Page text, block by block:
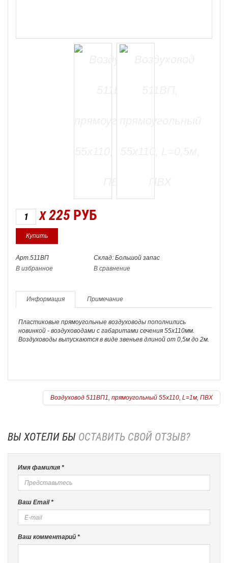
X 225 РУБ
Арт.511ВП
Склад: Большой запас
В избранное
В сравнение
Информация Примечание
Пластиковые прямоугольные воздуховоды пополнились
новинкой - воздуховодами с габаритами сечения 55х110мм.
Воздуховоды выпускаются в виде звеньев длиной от 0,5м до 2м.
Воздуховод 511ВП1, прямоугольный 55х110, L=1м, ПВХ
ВЫ ХОТЕЛИ БЫ ОСТАВИТЬ СВОЙ ОТЗЫВ?
Имя фамилия *
Ваш Email *
Ваш комментарий *